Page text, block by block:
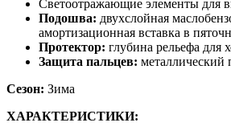
Светоотражающие элементы для
Подошва: двухслойная
амортизационная вставка в
Протектор: глубина рельефа для
Защита пальцев: металлический
Сезон: Зима
ХАРАКТЕРИСТИКИ: